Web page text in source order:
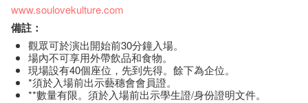
www.soulovekulture.com
備註：
觀眾可於演出開始前30分鐘入場。
場內不可享用外帶飲品和食物。
現場設有40個座位，先到先得。餘下為企位。
*須於入場前出示藝穗會會員證。
**數量有限。須於入場前出示學生證/身份證明文件。